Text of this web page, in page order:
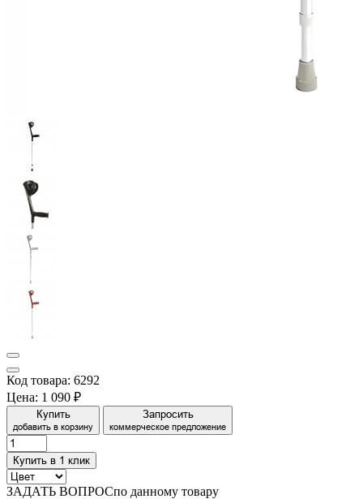
Код товара: 6292
Цена: 1 090 ₽
Купить
добавить в корзину
Запросить
коммерческое предложение
Купить в 1 клик
ЗАДАТЬ ВОПРОСпо данному товару